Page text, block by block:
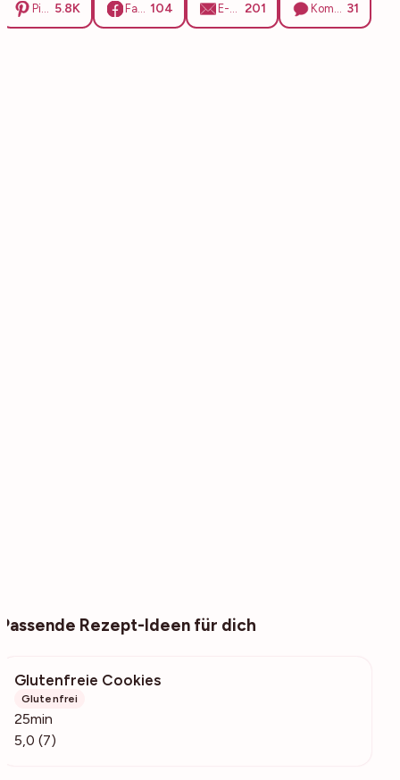
5.8K 104 201 31
Passende Rezept-Ideen für dich
Glutenfreie Cookies
Glutenfrei
25min
5,0 (7)